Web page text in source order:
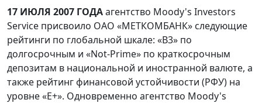
17 ИЮЛЯ 2007 ГОДАагентство Moody's Investors
Service присвоило ОАО «МЕТКОМБАНК» следующие
рейтинги по глобальной шкале: «В3» по
долгосрочным и «Not-Prime» по краткосрочным
депозитам в национальной и иностранной валюте, а
также рейтинг финансовой устойчивости (РФУ) на
уровне «Е+». Одновременно агентство Moody's